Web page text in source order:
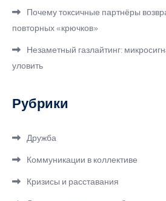
Почему токсичные партнёры
повторных «крючков»
Незаметный газлайтинг:
уловить
Рубрики
Дружба
Коммуникации в коллективе
Кризисы и расставания